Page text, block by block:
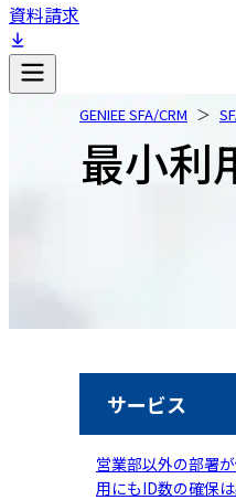
資料請求
GENIEE SFA/CRM
最小利
サービス
営業部以外の部署
用にもID数の確保は